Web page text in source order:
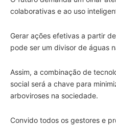
colaborativas e ao uso
Gerar ações efetivas a partir
pode ser um divisor de águas
Assim, a combinação de
social será a chave para
arboviroses na sociedade.
Convido todos os gestores e